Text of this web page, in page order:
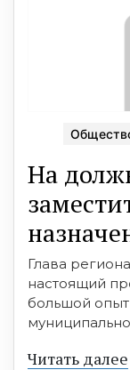
На
Глава
настоящий
большой
Читать далее